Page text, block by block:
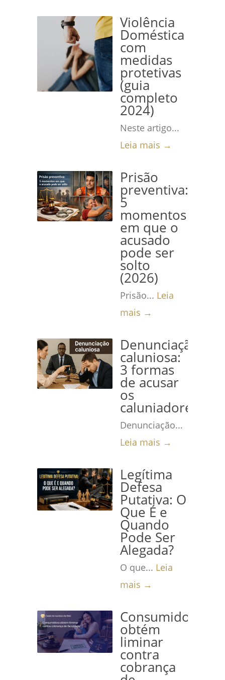
Violência
Doméstica
com
medidas
protetivas
(guia
completo
2024)
Neste artigo...
Leia mais →
Prisão
preventiva:
5
momentos
em que o
acusado
pode ser
solto
(2026)
Prisão... Leia
mais →
Denunciação
caluniosa:
3 formas
de acusar
os
caluniadores
Denunciação...
Leia mais →
Legítima
Defesa
Putativa: O
Que É e
Quando
Pode Ser
Alegada?
O que... Leia
mais →
Consumidora
obtém
liminar
contra
cobrança